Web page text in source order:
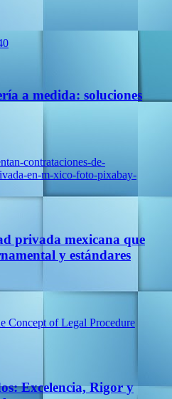
a medida: soluciones
privada mexicana que
y estándares
Excelencia, Rigor y